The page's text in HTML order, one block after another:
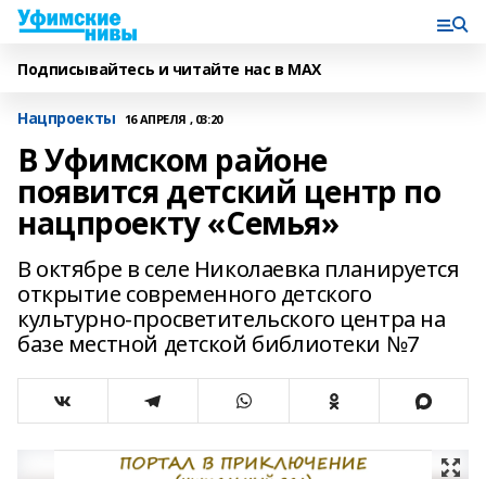
Подписывайтесь и читайте нас в MAX
Нацпроекты 16 АПРЕЛЯ , 03:20
В Уфимском районе
появится детский центр по
нацпроекту «Семья»
В октябре в селе Николаевка планируется
открытие современного детского
культурно-просветительского центра на
базе местной детской библиотеки №7